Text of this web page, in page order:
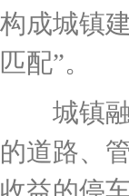
构成城镇
匹配”。
城镇融
的道路、